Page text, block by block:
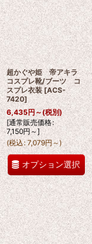
超かぐや姫 帝アキラ
コスプレ靴/ブーツ コ
スプレ衣装 [ACS-
7420]
6,435円～(税別)
[通常販売価格:
7,150円 ～]
(税込: 7,079円～)
オプション選択